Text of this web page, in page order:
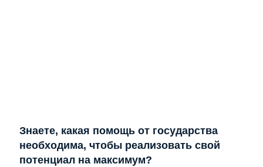
Знаете, какая помощь от государства
необходима, чтобы реализовать свой
потенциал на максимум?